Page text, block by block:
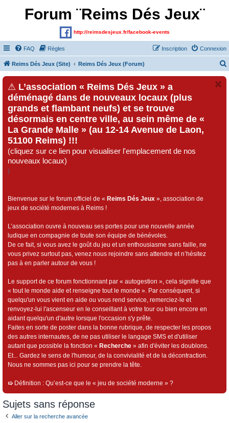
Forum ¨Reims Dés Jeux¨
http://reimsdesjeux.fr/facebook-events
FAQ Règles Connexion
Inscription
Reims Dés Jeux (Site) Reims Dés Jeux (Forum)
⚠ L’association « Reims Dés Jeux » a
déménagé dans de nouveaux locaux (plus
grands et flambant neufs) et se trouve
désormais en centre ville, au sein même de «
La Grande Malle » (au 12-14 Avenue de Laon,
51100 Reims) !!!
(cliquez sur ce lien pour visualiser l'emplacement de nos
nouveaux locaux)
)
Bienvenue sur le forum officiel de « Reims Dés Jeux », association de
jeux de société modernes à Reims !
L’association ouvre à nouveau ses portes pour une nouvelle année
ludique en compagnie de toute son équipe de bénévoles.
De ce fait, si vous avez le goût du jeu et un enthousiasme sans faille, ne
vous privez surtout pas, venez nous rejoindre sans attendre et n’hésitez
pas à en parler autour de vous !
Le support de ce forum fonctionnant par « autogestion », cela signifie que
« tout le monde aide et renseigne tout le monde ». Par conséquent, si
quelqu'un vous vient en aide ou vous rend service, remerciez-le et
renvoyez-lui l'ascenseur en le conseillant à votre tour ou bien encore en
aidant quelqu'un d'autre lorsque l'occasion s'y prête.
Faites en sorte de poster dans la bonne rubrique, de respecter les propos
des autres internautes, de ne pas utiliser le langage SMS et d'utiliser
autant que possible la fonction « Recherche » afin d'éviter les doublons.
Et... Gardez le sens de l'humour, de la convivialité et de la décontraction.
Nous ne sommes pas ici pour se prendre la tête.
➯ Définition : Qu’est-ce que le « jeu de société moderne » ?
Sujets sans réponse
Aller sur la recherche avancée